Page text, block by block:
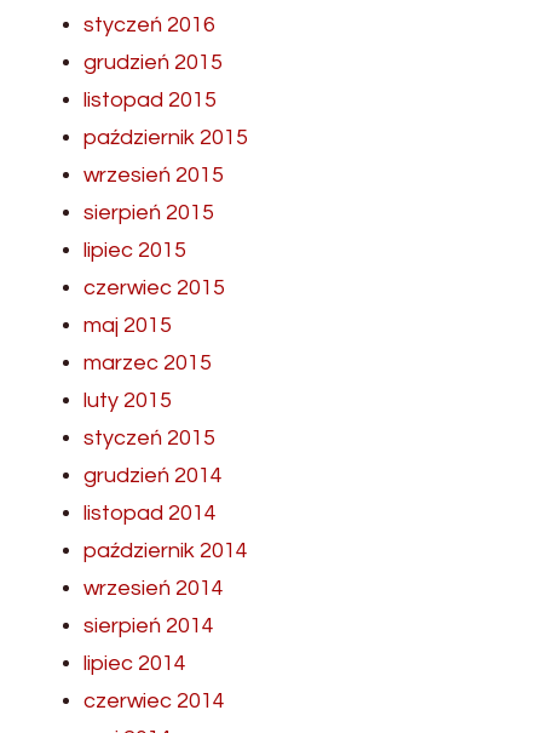
styczeń 2016
grudzień 2015
listopad 2015
październik 2015
wrzesień 2015
sierpień 2015
lipiec 2015
czerwiec 2015
maj 2015
marzec 2015
luty 2015
styczeń 2015
grudzień 2014
listopad 2014
październik 2014
wrzesień 2014
sierpień 2014
lipiec 2014
czerwiec 2014